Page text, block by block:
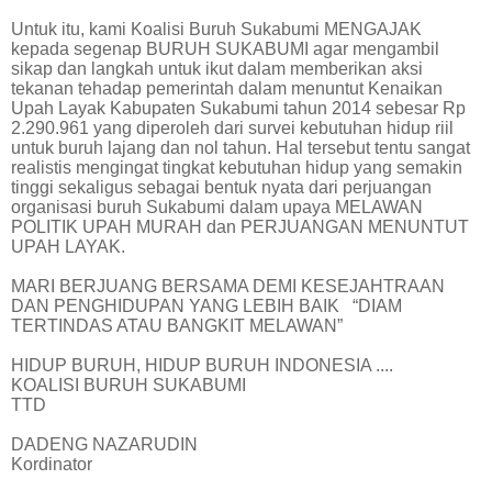
Untuk itu, kami Koalisi Buruh Sukabumi MENGAJAK
kepada segenap BURUH SUKABUMI agar mengambil
sikap dan langkah untuk ikut dalam memberikan aksi
tekanan tehadap pemerintah dalam menuntut Kenaikan
Upah Layak Kabupaten Sukabumi tahun 2014 sebesar Rp
2.290.961 yang diperoleh dari survei kebutuhan hidup riil
untuk buruh lajang dan nol tahun. Hal tersebut tentu sangat
realistis mengingat tingkat kebutuhan hidup yang semakin
tinggi sekaligus sebagai bentuk nyata dari perjuangan
organisasi buruh Sukabumi dalam upaya MELAWAN
POLITIK UPAH MURAH dan PERJUANGAN MENUNTUT
UPAH LAYAK.
MARI BERJUANG BERSAMA DEMI KESEJAHTRAAN
DAN PENGHIDUPAN YANG LEBIH BAIK “DIAM
TERTINDAS ATAU BANGKIT MELAWAN”
HIDUP BURUH, HIDUP BURUH INDONESIA ....
KOALISI BURUH SUKABUMI
TTD
DADENG NAZARUDIN
Kordinator